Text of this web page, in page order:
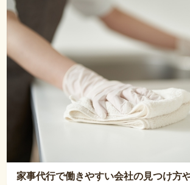
家事代行で働きやすい会社の見つけ方